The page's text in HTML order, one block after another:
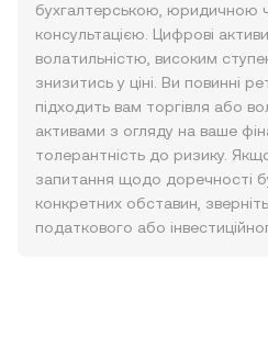
бухгалтерською, юридичною
консультацією. Цифрові
волатильністю, високим
знизитись у ціні. Ви повинні
підходить вам торгівля або
активами з огляду на ваше
толерантність до ризику.
запитання щодо доречності
конкретних обставин,
податкового або